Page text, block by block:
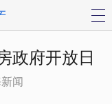
政府开放日
闻